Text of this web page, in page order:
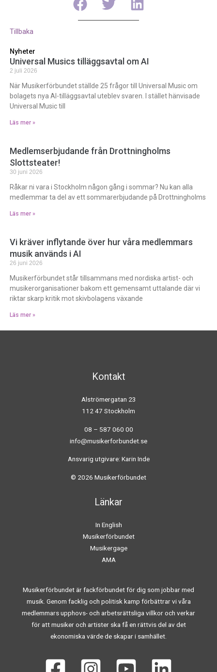
Tillbaka
Nyheter
Universal Musics tilläggsavtal om AI
2 juli 2026
När Musikerförbundet ställde 25 frågor till Universal Music om
bolagets nya AI-tilläggsavtal uteblev svaren. I stället hänvisade
Universal Music till
Läs mer »
Medlemserbjudande från Drottningholms
Slottsteater!
30 juni 2026
Råkar ni vara i Stockholm någon gång i sommar? Nu kan alla
medlemmar ta del av ett sommarerbjudande på Drottningholms
Läs mer »
Vi kräver inflytande över hur våra medlemmars
musik används i AI
26 juni 2026
Musikerförbundet står tillsammans med nordiska artist- och
musikerorganisationer bakom ett gemensamt uttalande där vi
riktar skarp kritik mot skivbolagens växande
Läs mer »
Kontakt
Alströmergatan 23
112 47 Stockholm
08 – 587 060 00
info@musikerforbundet.se
Ansvarig utgivare: Karin Inde
© 2026 Musikerförbundet
Länkar
In English
Musikerförbundet
Musikergage
AMA
Musikerförbundet är fackförbundet för dig som jobbar med
musik. Genom facklig och politisk kamp förbättrar vi våra
medlemmars upphovs- och arbetsrättsliga villkor och verkar
för att musiker och artister ska få en rättvis del av det
ekonomiska värde de skapar i samhället.